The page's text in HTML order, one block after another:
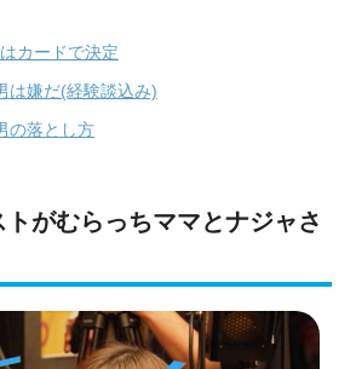
カードで決定
は嫌だ(経験談込み)
の落とし方
がむらっちママとナジャさ